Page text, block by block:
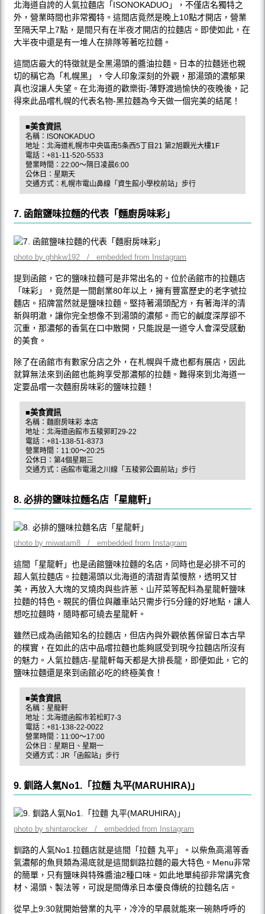
北海道自誇的人氣拉麵店「ISONOKADUO」，不僅店名獨特之
外，營業時間也非常獨特。這間店竟然是晚上10點才開店，營業
至隔天早上7點，是間只有在半夜才開店的拉麵店。即使如此，在
大半夜中還是有一堆人在排隊等著吃拉麵。
這間店最大的特徵就是全黑湯頭的醬油拉麵。日本的拉麵迷也親
切的稱它為「札幌黑」，令人印象深刻的外觀，那湯頭的濃郁果
真也沒讓人失望。在北海道的歡樂街-薄野渡過愉快的夜晚後，記
得來此品嚐札幌的代表名物-黑拉麵為今天做一個完美的結尾！
■美食資訊
名稱：ISONOKADUO
地址：北海道札幌市中央區南5条西5丁目21 第2旭觀光大樓1F
電話：+81-11-520-5533
營業時間：22:00〜隔日凌晨6:00
公休日：星期天
交通方式：札幌市電山鼻線「資生館小學校前站」步行
7. 函館鹽味拉麵的代表「麵廚房味彩」
photo by ghhkw192 / embedded from Instagram
提到函館，它的鹽味拉麵可是非常出名的。位於函館市的拉麵店
「味彩」，竟然是一間創業80年以上，擁有豐富歷史的老字號拉
麵店。招牌當然就是鹽味拉麵。堅持著湯頭配方，有著海洋的清
新與明澈，讓你完全想像不到湯頭的濃郁。而它的鹹度深厚卻不
沉重，那濃郁的香氣在口中散開，只能說是一道令人會深受感動
的美食。
除了在函館市有數家分店之外，在札幌與千歲也都有展店，因此
就算無法來到函館也能夠享受那濃郁的拉麵。難得來到北海道一
定要品嚐一次麵廚房味彩的鹽味拉麵！
■美食資訊
名稱：麵廚房味彩 本店
地址：北海道函館市五稜郭町29-22
電話：+81-138-51-8373
營業時間：11:00〜20:25
公休日：第4個星期三
交通方式：函館市電湯之川線「五稜郭公園前站」步行
8. 必排的鹽味拉麵名店「星龍軒」
photo by miwatam8 / embedded from Instagram
這間「星龍軒」也是函館鹽味拉麵的名店，同時也是必排不可的
超人氣拉麵店。拉麵湯頭以北海道的清甜青菜慢熬，透明又甘
美，再放入大塊的叉燒肉與些許蔥、山芹菜等配料為星龍軒鹽味
拉麵的特色。親民的價位與離車站只需步行5分鐘的好地點，讓人
想吃拉麵時，隨時都可繞去星龍軒。
雖然已成為函館知名的拉麵店，但店內與外觀依舊保留日本古早
的樸實，在如此的店中品嚐拉麵也能夠感受到現今拉麵店所沒有
的魅力。人氣拉麵店-星龍軒每天都是大排長龍，即便如此，它的
鹽味拉麵還是來到函館必吃的終極美食！
■美食資訊
名稱：星龍軒
地址：北海道函館市若松町7-3
電話：+81-138-22-0022
營業時間：11:00〜17:00
公休日：星期日、星期一
交通方式：JR「函館站」步行
9. 釧路人氣No1.「拉麵 丸平(MARUHIRA)」
photo by shintarocker / embedded from Instagram
釧路的人氣No1.拉麵店就是這間「拉麵 丸平」。以柴魚高湯等香
氣濃郁的魚貝類為湯底就是這間釧路拉麵的最大特色。Menu非常
的簡單，只有鹽味與特殊醬油2種口味。如此地單純卻非常講究食
材、湯頭、製法等，可說是間傳承日本優良傳統的拉麵名店。
從早上9:30就開始營業的丸平，冷冷的早晨就能來一碗熱呼呼的